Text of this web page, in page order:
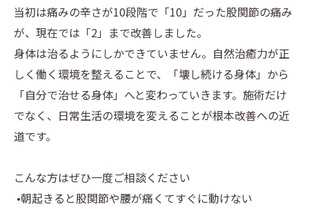
当初は痛みの辛さが10段階で「10」だった股関節の痛み
が、現在では「2」まで改善しました。
身体は治るようにしかできていません。自然治癒力が正
しく働く環境を整えることで、「壊し続ける身体」から
「自分で治せる身体」へと変わっていきます。施術だけ
でなく、日常生活の環境を変えることが根本改善への近
道です。
こんな方はぜひ一度ご相談ください
•朝起きると股関節や腰が痛くてすぐに動けない